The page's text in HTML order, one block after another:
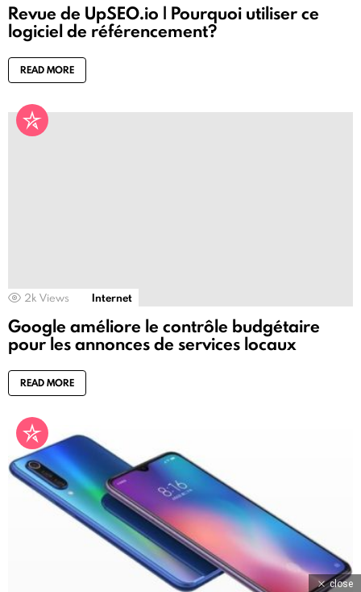
Revue de UpSEO.io | Pourquoi utiliser ce
logiciel de référencement?
READ MORE
2k Views Internet
Google améliore le contrôle budgétaire
pour les annonces de services locaux
READ MORE
close